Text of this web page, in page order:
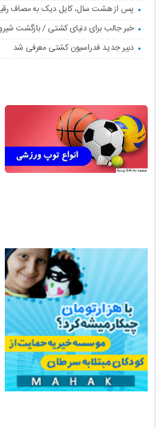
پس از هشت سال، کایل دیک به مصاف
خبر جالب برای دنیای کشتی / بازگشت
دبیر جدید فدراسیون کشتی معرفی شد